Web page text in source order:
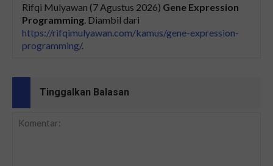
Rifqi Mulyawan (7 Agustus 2026) Gene Expression
Programming . Diambil dari
https://rifqimulyawan.com/kamus/gene-expression-
programming/.
Tinggalkan Balasan